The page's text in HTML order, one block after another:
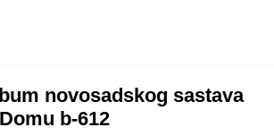
novosadskog sastava
b-612